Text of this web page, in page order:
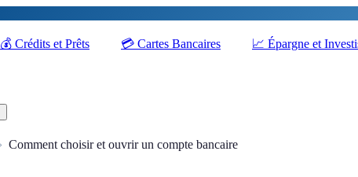
💰 Crédits et Prêts 💳 Cartes Bancaires 📈 Épargne et
Comment choisir et ouvrir un compte bancaire